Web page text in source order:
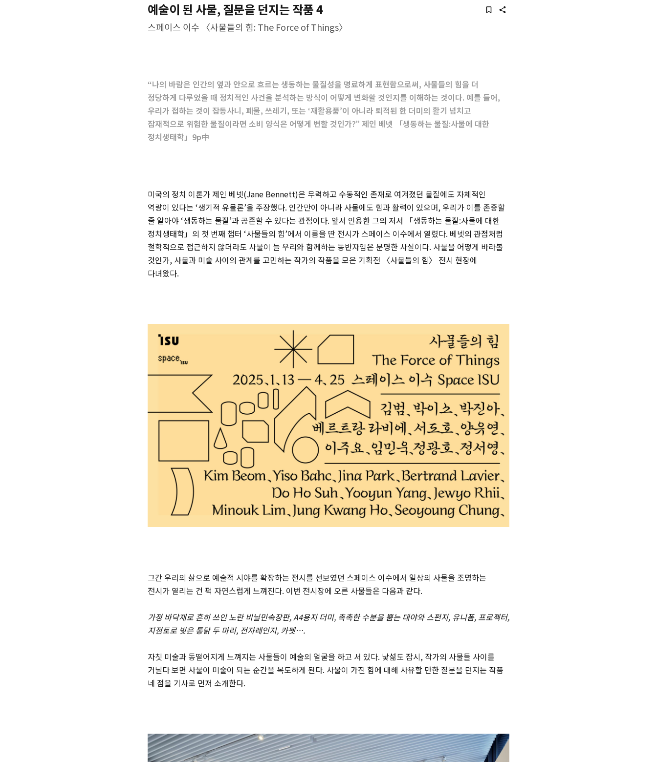
예술이 된 사물, 질문을 던지는 작품 4
스페이스 이수 〈사물들의 힘: The Force of Things〉
“나의 바람은 인간의 옆과 안으로 흐르는 생동하는 물질성을 명료하게 표현함으로써, 사물들의 힘을 더
정당하게 다루었을 때 정치적인 사건을 분석하는 방식이 어떻게 변화할 것인지를 이해하는 것이다. 예를 들어,
우리가 접하는 것이 잡동사니, 폐물, 쓰레기, 또는 ‘재활용품’이 아니라 퇴적된 한 더미의 활기 넘치고
잠재적으로 위험한 물질이라면 소비 양식은 어떻게 변할 것인가?” 제인 베넷 「생동하는 물질:사물에 대한
정치생태학」9p中
미국의 정치 이론가 제인 베넷(Jane Bennett)은 무력하고 수동적인 존재로 여겨졌던 물질에도 자체적인
역량이 있다는 ‘생기적 유물론’을 주장했다. 인간만이 아니라 사물에도 힘과 활력이 있으며, 우리가 이를 존중할
줄 알아야 ‘생동하는 물질’과 공존할 수 있다는 관점이다. 앞서 인용한 그의 저서 「생동하는 물질:사물에 대한
정치생태학」의 첫 번째 챕터 ‘사물들의 힘’에서 이름을 딴 전시가 스페이스 이수에서 열렸다. 베넷의 관점처럼
철학적으로 접근하지 않더라도 사물이 늘 우리와 함께하는 동반자임은 분명한 사실이다. 사물을 어떻게 바라볼
것인가, 사물과 미술 사이의 관계를 고민하는 작가의 작품을 모은 기획전 〈사물들의 힘〉 전시 현장에
다녀왔다.
그간 우리의 삶으로 예술적 시야를 확장하는 전시를 선보였던 스페이스 이수에서 일상의 사물을 조명하는
전시가 열리는 건 퍽 자연스럽게 느껴진다. 이번 전시장에 오른 사물들은 다음과 같다.
가정 바닥재로 흔히 쓰인 노란 비닐민속장판, A4용지 더미, 촉촉한 수분을 뿜는 대야와 스펀지, 유니폼, 프로젝터,
지점토로 빚은 통닭 두 마리, 전자레인지, 카펫….
자칫 미술과 동떨어지게 느껴지는 사물들이 예술의 얼굴을 하고 서 있다. 낯섦도 잠시, 작가의 사물들 사이를
거닐다 보면 사물이 미술이 되는 순간을 목도하게 된다. 사물이 가진 힘에 대해 사유할 만한 질문을 던지는 작품
네 점을 기사로 먼저 소개한다.